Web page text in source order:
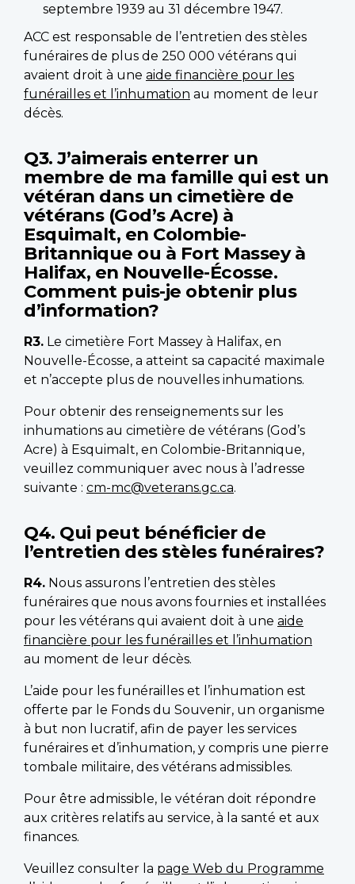
septembre 1939 au 31 décembre 1947.
ACC est responsable de l’entretien des stèles
funéraires de plus de 250 000 vétérans qui
avaient droit à une aide financière pour les
funérailles et l’inhumation au moment de leur
décès.
Q3. J’aimerais enterrer un
membre de ma famille qui est un
vétéran dans un cimetière de
vétérans (God’s Acre) à
Esquimalt, en Colombie-
Britannique ou à Fort Massey à
Halifax, en Nouvelle-Écosse.
Comment puis-je obtenir plus
d’information?
R3. Le cimetière Fort Massey à Halifax, en
Nouvelle-Écosse, a atteint sa capacité maximale
et n’accepte plus de nouvelles inhumations.
Pour obtenir des renseignements sur les
inhumations au cimetière de vétérans (God’s
Acre) à Esquimalt, en Colombie-Britannique,
veuillez communiquer avec nous à l’adresse
suivante : cm-mc@veterans.gc.ca.
Q4. Qui peut bénéficier de
l’entretien des stèles funéraires?
R4. Nous assurons l’entretien des stèles
funéraires que nous avons fournies et installées
pour les vétérans qui avaient doit à une aide
financière pour les funérailles et l’inhumation
au moment de leur décès.
L’aide pour les funérailles et l’inhumation est
offerte par le Fonds du Souvenir, un organisme
à but non lucratif, afin de payer les services
funéraires et d’inhumation, y compris une pierre
tombale militaire, des vétérans admissibles.
Pour être admissible, le vétéran doit répondre
aux critères relatifs au service, à la santé et aux
finances.
Veuillez consulter la page Web du Programme